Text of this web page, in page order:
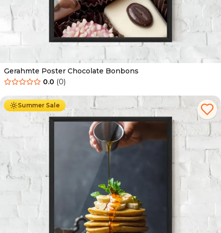
Gerahmte Poster Chocolate Bonbons
0.0 (0)
Summer Sale
Ab 49.90 € 29.90